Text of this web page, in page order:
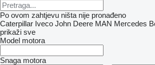
Po ovom zahtjevu ništa nije pronađeno
Caterpillar Iveco John Deere MAN Mercedes
prikaži sve
Model motora
Snaga motora